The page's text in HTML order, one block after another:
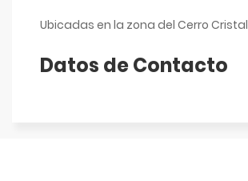
Ubicadas en la zona del Cerro Cristal
Datos de Contacto